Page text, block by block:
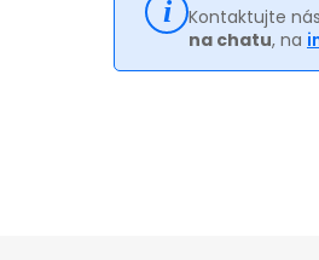
Kontaktujte
na chatu, na